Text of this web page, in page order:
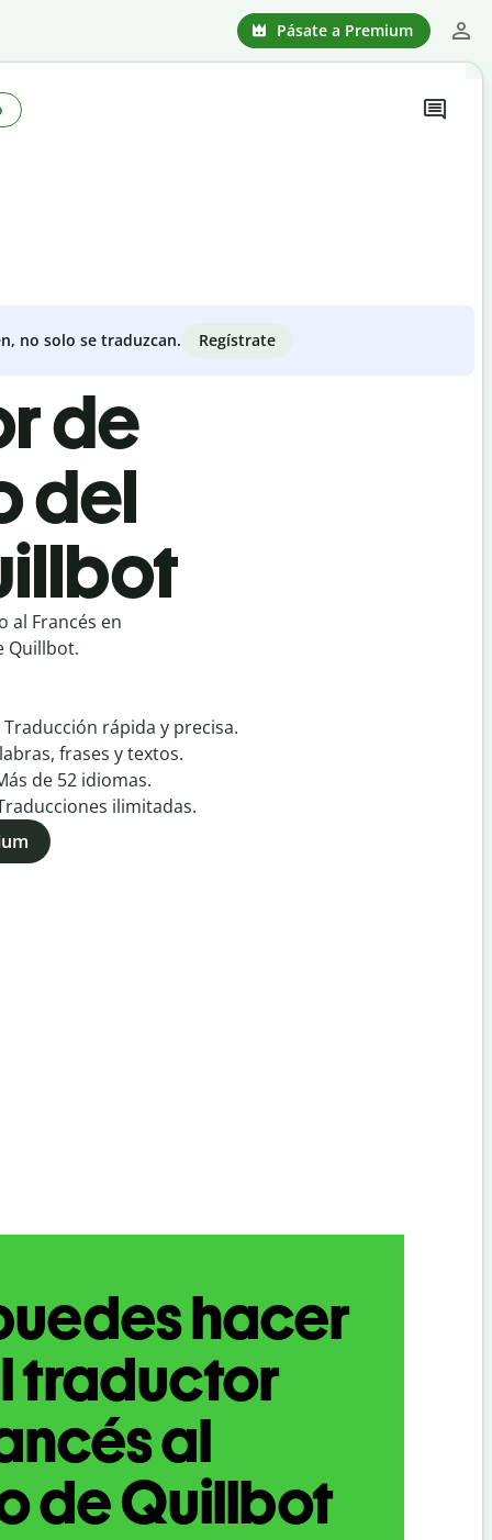
Pásate a Premium
no solo se traduzcan. Regístrate
de
del
al Francés en
Quillbot.
Traducción rápida y precisa.
frases y textos.
de 52 idiomas.
ilimitadas.
hacer
traductor
al
de Quillbot